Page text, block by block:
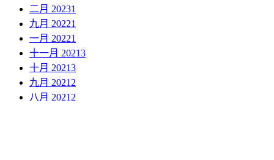
二月 20231
九月 20221
一月 20221
十一月 20213
十月 20213
九月 2021 2
八月 2021 2